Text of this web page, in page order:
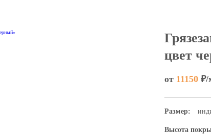
цвет
от 11150 ₽/
Размер:
Высота